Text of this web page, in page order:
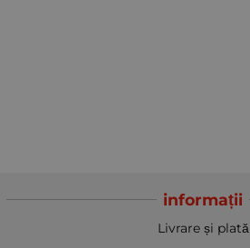
informații
Livrare și plată